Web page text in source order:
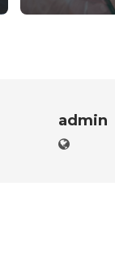
admin